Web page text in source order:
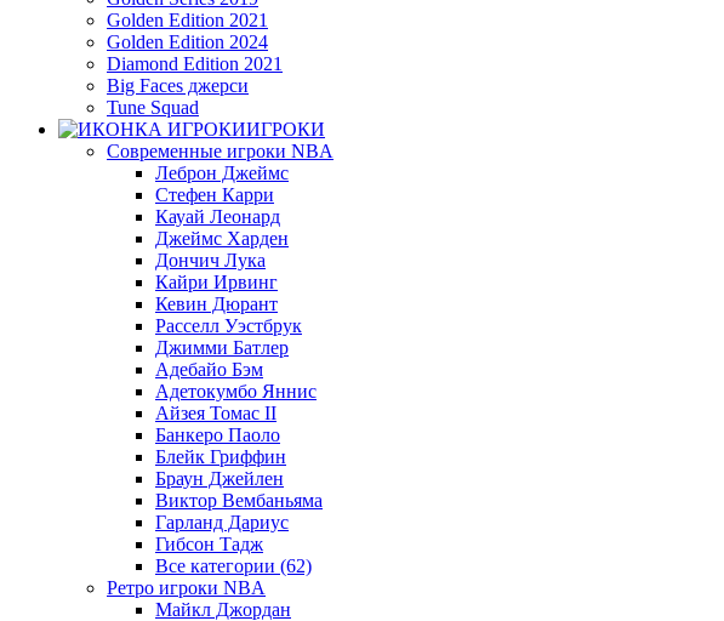
Golden Edition 2021
Golden Edition 2024
Diamond Edition 2021
Big Faces джерси
Tune Squad
ИГРОКИ
Современные игроки NBA
Леброн Джеймс
Стефен Карри
Кауай Леонард
Джеймс Харден
Дончич Лука
Кайри Ирвинг
Кевин Дюрант
Расселл Уэстбрук
Джимми Батлер
Адебайо Бэм
Адетокумбо Яннис
Айзея Томас II
Банкеро Паоло
Блейк Гриффин
Браун Джейлен
Виктор Вембаньяма
Гарланд Дариус
Гибсон Тадж
Все категории (62)
Ретро игроки NBA
Майкл Джордан